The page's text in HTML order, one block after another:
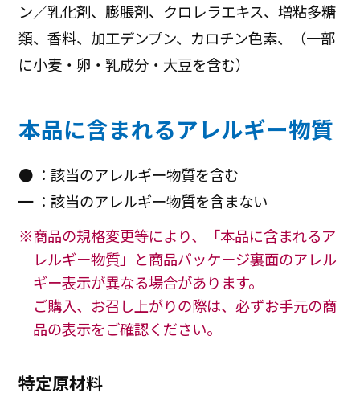
ン／乳化剤、膨脹剤、クロレラエキス、増粘多糖
類、香料、加工デンプン、カロチン色素、（一部
に小麦・卵・乳成分・大豆を含む）
本品に含まれるアレルギー物質
● ：該当のアレルギー物質を含む
━ ：該当のアレルギー物質を含まない
※商品の規格変更等により、「本品に含まれるア
レルギー物質」と商品パッケージ裏面のアレル
ギー表示が異なる場合があります。
ご購入、お召し上がりの際は、必ずお手元の商
品の表示をご確認ください。
特定原材料